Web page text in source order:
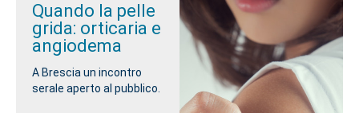
Quando la pelle
grida: orticaria e
angiodema
A Brescia un incontro
serale aperto al pubblico.